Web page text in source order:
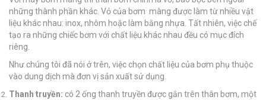
những thành phần khác. Vỏ của bơm màng được làm từ nhiều vật
liệu khác nhau: inox, nhôm hoặc làm bằng nhựa. Tất nhiên, việc chế
tạo ra những chiếc bơm với chất liệu khác nhau đều có mục đích
riêng.
Như chúng tôi đã nói ở trên, việc chọn chất liệu của bơm phụ thuộc
vào dung dịch mà đơn vị sản xuất sử dụng.
Thanh truyền: có 2 ống thanh truyền được gắn trên thân bơm, một